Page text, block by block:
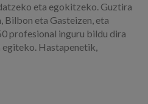
eta egokitzeko. Guztira
Bilbon eta Gasteizen, eta
profesional inguru bildu dira
Hastapenetik,